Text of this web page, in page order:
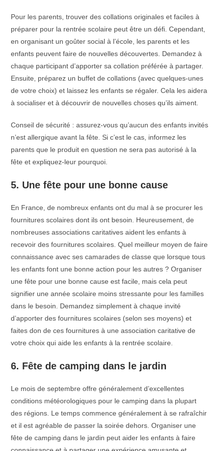
Pour les parents, trouver des collations originales et faciles à
préparer pour la rentrée scolaire peut être un défi. Cependant,
en organisant un goûter social à l’école, les parents et les
enfants peuvent faire de nouvelles découvertes. Demandez à
chaque participant d’apporter sa collation préférée à partager.
Ensuite, préparez un buffet de collations (avec quelques-unes
de votre choix) et laissez les enfants se régaler. Cela les aidera
à socialiser et à découvrir de nouvelles choses qu’ils aiment.
Conseil de sécurité : assurez-vous qu’aucun des enfants invités
n’est allergique avant la fête. Si c’est le cas, informez les
parents que le produit en question ne sera pas autorisé à la
fête et expliquez-leur pourquoi.
5. Une fête pour une bonne cause
En France, de nombreux enfants ont du mal à se procurer les
fournitures scolaires dont ils ont besoin. Heureusement, de
nombreuses associations caritatives aident les enfants à
recevoir des fournitures scolaires. Quel meilleur moyen de faire
connaissance avec ses camarades de classe que lorsque tous
les enfants font une bonne action pour les autres ? Organiser
une fête pour une bonne cause est facile, mais cela peut
signifier une année scolaire moins stressante pour les familles
dans le besoin. Demandez simplement à chaque invité
d’apporter des fournitures scolaires (selon ses moyens) et
faites don de ces fournitures à une association caritative de
votre choix qui aide les enfants à la rentrée scolaire.
6. Fête de camping dans le jardin
Le mois de septembre offre généralement d’excellentes
conditions météorologiques pour le camping dans la plupart
des régions. Le temps commence généralement à se rafraîchir
et il est agréable de passer la soirée dehors. Organiser une
fête de camping dans le jardin peut aider les enfants à faire